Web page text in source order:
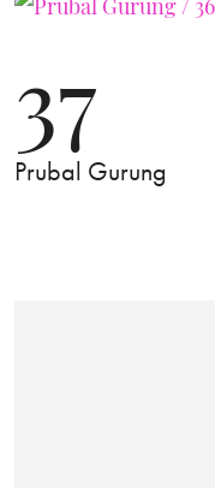
37
Prubal Gurung